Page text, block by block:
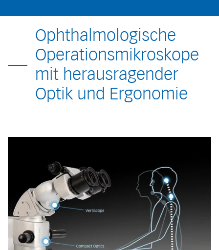
Ophthalmologische
Operationsmikroskope
mit herausragender
Optik und Ergonomie